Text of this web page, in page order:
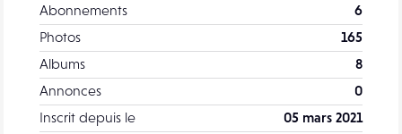
Abonnements
6
Photos
165
Albums
8
Annonces
0
Inscrit depuis le
05 mars 2021